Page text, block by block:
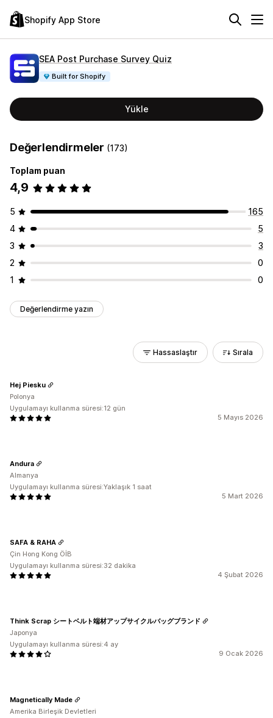
Shopify App Store
SEA Post Purchase Survey Quiz
Built for Shopify
Yükle
Değerlendirmeler (173)
Toplam puan
4,9
5
165
4
5
3
3
2
0
1
0
Değerlendirme yazın
Hassaslaştır Sırala
5 Mayıs 2026
Hej Piesku
Polonya
Uygulamayı kullanma süresi:12 gün
5 Mart 2026
Andura
Almanya
Uygulamayı kullanma süresi:Yaklaşık 1 saat
4 Şubat 2026
SAFA & RAHA
Çin Hong Kong ÖİB
Uygulamayı kullanma süresi:32 dakika
9 Ocak 2026
Think Scrap シートベルト端材アップサイクルバッグブランド
Japonya
Uygulamayı kullanma süresi:4 ay
Magnetically Made
Amerika Birleşik Devletleri